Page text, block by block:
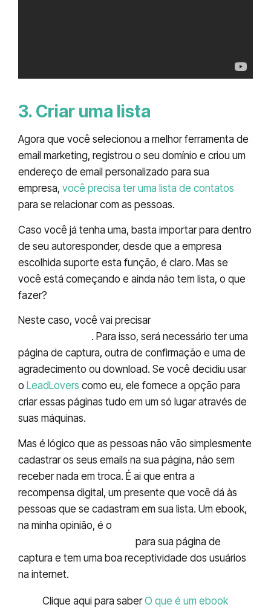
3. Criar uma lista
Agora que você selecionou a melhor ferramenta de
email marketing, registrou o seu domínio e criou um
endereço de email personalizado para sua
empresa, você precisa ter uma lista de contatos
para se relacionar com as pessoas.
Caso você já tenha uma, basta importar para dentro
de seu autoresponder, desde que a empresa
escolhida suporte esta função, é claro. Mas se
você está começando e ainda não tem lista, o que
fazer?
Neste caso, você vai precisar
. Para isso, será necessário ter uma
página de captura, outra de confirmação e uma de
agradecimento ou download. Se você decidiu usar
o LeadLovers como eu, ele fornece a opção para
criar essas páginas tudo em um só lugar através de
suas máquinas.
Mas é lógico que as pessoas não vão simplesmente
cadastrar os seus emails na sua página, não sem
receber nada em troca. É ai que entra a
recompensa digital, um presente que você dá às
pessoas que se cadastram em sua lista. Um ebook,
na minha opinião, é o
para sua página de
captura e tem uma boa receptividade dos usuários
na internet.
Clique aqui para saberO que é um ebook